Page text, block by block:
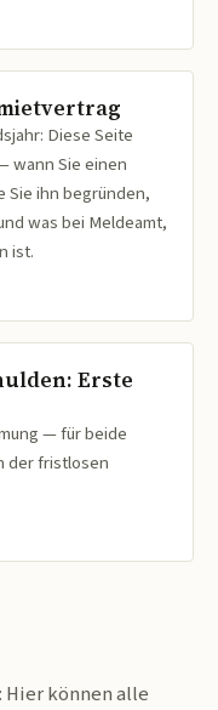
Diese Seite
wann Sie einen
Sie ihn begründen,
was bei Meldeamt,
ist.
Erste
— für beide
der fristlosen
Hier können alle